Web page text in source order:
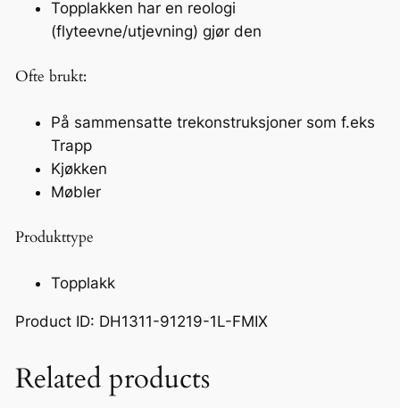
Topplakken har en reologi
(flyteevne/utjevning) gjør den
Ofte brukt:
På sammensatte trekonstruksjoner som f.eks
Trapp
Kjøkken
Møbler
Produkttype
Topplakk
Product ID: DH1311-91219-1L-FMIX
Related products